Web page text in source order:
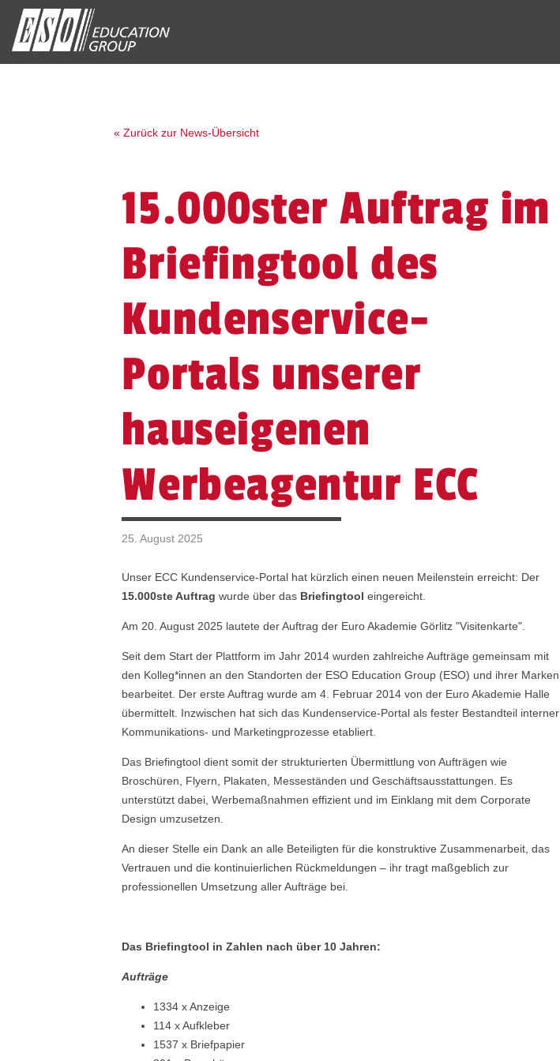
« Zurück zur News-Übersicht
15.000ster Auftrag im
Briefingtool des
Kundenservice-
Portals unserer
hauseigenen
Werbeagentur ECC
25. August 2025
Unser ECC Kundenservice-Portal hat kürzlich einen neuen Meilenstein erreicht: Der
15.000ste Auftrag wurde über das Briefingtool eingereicht.
Am 20. August 2025 lautete der Auftrag der Euro Akademie Görlitz "Visitenkarte".
Seit dem Start der Plattform im Jahr 2014 wurden zahlreiche Aufträge gemeinsam mit
den Kolleg*innen an den Standorten der ESO Education Group (ESO) und ihrer Marken
bearbeitet. Der erste Auftrag wurde am 4. Februar 2014 von der Euro Akademie Halle
übermittelt. Inzwischen hat sich das Kundenservice-Portal als fester Bestandteil interner
Kommunikations- und Marketingprozesse etabliert.
Das Briefingtool dient somit der strukturierten Übermittlung von Aufträgen wie
Broschüren, Flyern, Plakaten, Messeständen und Geschäftsausstattungen. Es
unterstützt dabei, Werbemaßnahmen effizient und im Einklang mit dem Corporate
Design umzusetzen.
An dieser Stelle ein Dank an alle Beteiligten für die konstruktive Zusammenarbeit, das
Vertrauen und die kontinuierlichen Rückmeldungen – ihr tragt maßgeblich zur
professionellen Umsetzung aller Aufträge bei.
Das Briefingtool in Zahlen nach über 10 Jahren:
Aufträge
1334 x Anzeige
114 x Aufkleber
1537 x Briefpapier